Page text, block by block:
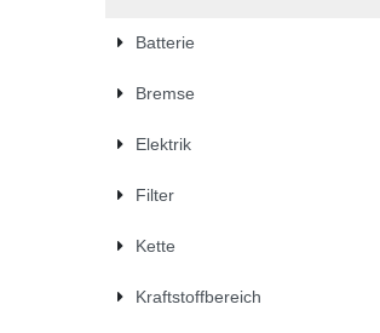
Batterie
Bremse
Elektrik
Filter
Kette
Kraftstoffbereich